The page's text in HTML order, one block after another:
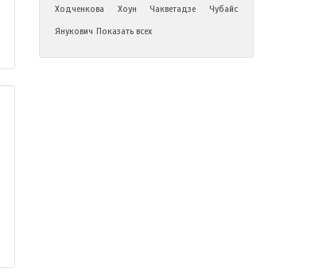
Ходченкова
Хоун Чакветадзе
Чубайс
Янукович Показать всех